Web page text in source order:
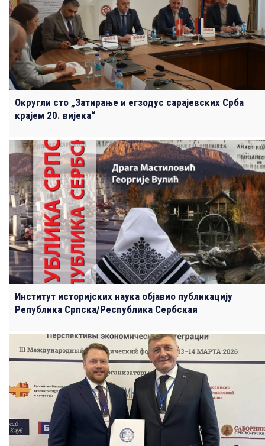
Округли сто „Затирање и егзодус сарајевских Срба
крајем 20. вијека“
Институт историјских наука објавио публикацију
Република Српска/Республика Сербская